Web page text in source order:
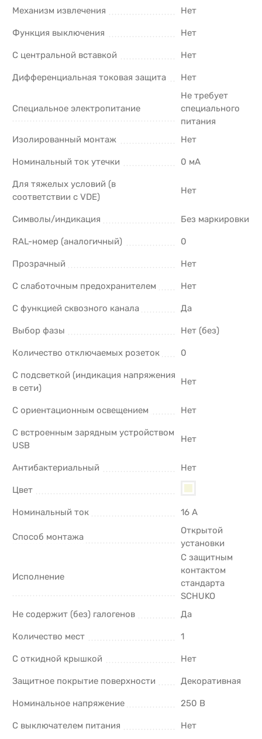
Механизм извлечения Нет
Функция выключения Нет
С центральной вставкой Нет
Дифференциальная токовая защита Нет
Cпециальное электропитание
Не требует
специального
питания
Изолированный монтаж
Нет
Номинальный ток утечки 0 мА
Для тяжелых условий (в
соответствии с VDE)
Нет
Символы/индикация Без маркировки
RAL-номер (аналогичный) 0
Прозрачный Нет
С слаботочным предохранителем Нет
С функцией сквозного канала Да
Выбор фазы Нет (без)
Количество отключаемых розеток 0
С подсветкой (индикация напряжения
в сети)
Нет
С ориентационным освещением Нет
С встроенным зарядным устройством
USB
Нет
Антибактериальный Нет
Цвет
Номинальный ток 16 А
Способ монтажа
Открытой
установки
Исполнение
С защитным
контактом
стандарта
SCHUKO
Не содержит (без) галогенов
Да
Количество мест 1
С откидной крышкой Нет
Защитное покрытие поверхности Декоративная
Номинальное напряжение 250 В
С выключателем питания Нет